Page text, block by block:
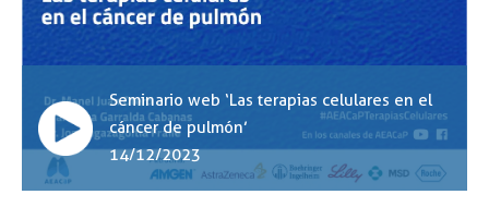
Seminario web ‘Las terapias celulares en el
cáncer de pulmón’
14/12/2023